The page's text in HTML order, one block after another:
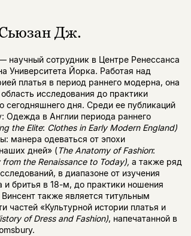
Дж.
научный сотрудник в Центре Ренессанса
Университета Йорка. Работая над
платья в период раннего модерна, она
исследования до практики
сегодняшнего дня. Среди ее публикаций
Одежда в Англии периода раннего
the Elite: Clothes in Early Modern England)
манера одеваться от эпохи
дней» (The Anatomy of Fashion:
from the Renaissance to Today), а также ряд
в диапазоне от изучения
и бритья в 18-м, до практики ношения
также является титульным
частей «Культурной истории платья и
of Dress and Fashion), напечатанной в